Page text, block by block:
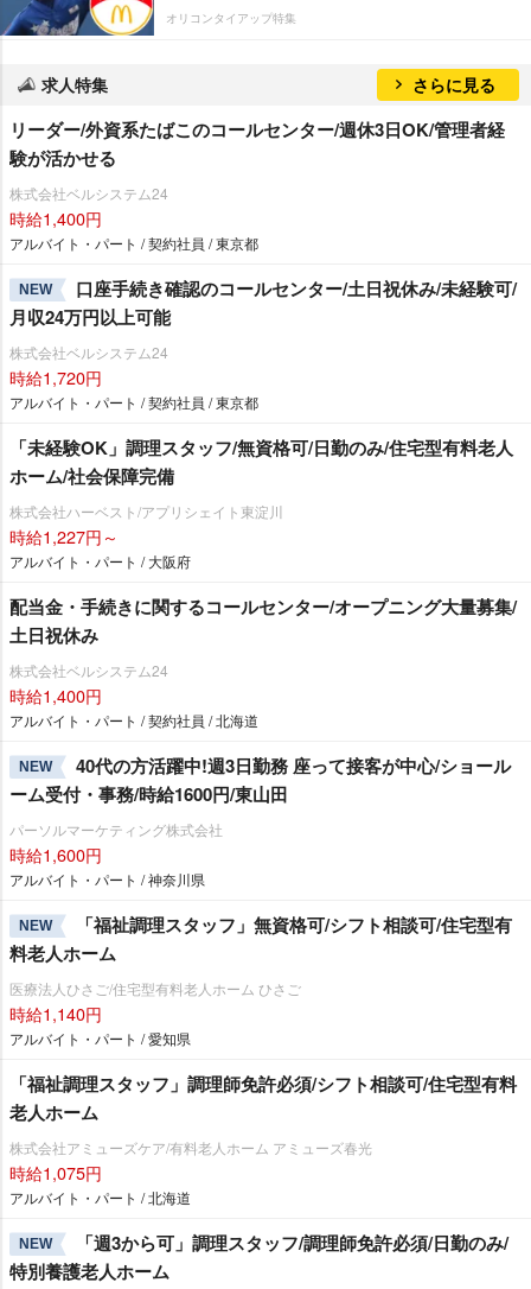
オリコンタイアップ特集
求人特集 さらに見る
リーダー/外資系たばこのコールセンター/週休3日OK/管理者経
験が活かせる
株式会社ベルシステム24
時給1,400円
アルバイト・パート / 契約社員 / 東京都
NEW
口座手続き確認のコールセンター/土日祝休み/未経験可/
月収24万円以上可能
株式会社ベルシステム24
時給1,720円
アルバイト・パート / 契約社員 / 東京都
「未経験OK」調理スタッフ/無資格可/日勤のみ/住宅型有料老人
ホーム/社会保障完備
株式会社ハーベスト/アプリシェイト東淀川
時給1,227円～
アルバイト・パート / 大阪府
配当金・手続きに関するコールセンター/オープニング大量募集/
土日祝休み
株式会社ベルシステム24
時給1,400円
アルバイト・パート / 契約社員 / 北海道
NEW
40代の方活躍中!週3日勤務 座って接客が中心/ショール
ーム受付・事務/時給1600円/東山田
パーソルマーケティング株式会社
時給1,600円
アルバイト・パート / 神奈川県
NEW
「福祉調理スタッフ」無資格可/シフト相談可/住宅型有
料老人ホーム
医療法人ひさご/住宅型有料老人ホーム ひさご
時給1,140円
アルバイト・パート / 愛知県
「福祉調理スタッフ」調理師免許必須/シフト相談可/住宅型有料
老人ホーム
株式会社アミューズケア/有料老人ホーム アミューズ春光
時給1,075円
アルバイト・パート / 北海道
NEW
「週3から可」調理スタッフ/調理師免許必須/日勤のみ/
特別養護老人ホーム